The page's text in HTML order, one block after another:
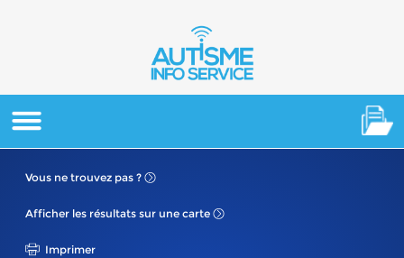
Vous ne trouvez pas ?
Afficher les résultats sur une carte
Imprimer